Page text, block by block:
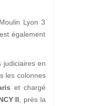
Lyon 3
également
judiciaires en
les colonnes
et chargé
II , près la